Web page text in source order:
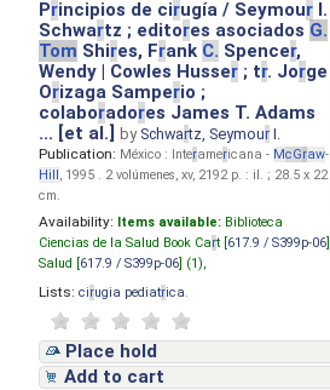
Principios de cirugía / Seymour I.
Schwartz ; editores asociados G.
Tom Shires, Frank C. Spencer,
Wendy | Cowles Husser ; tr. Jorge
Orizaga Samperio ;
colaboradores James T. Adams
... [et al.]by Schwartz, Seymour I.
Publication: México : Interamericana - McGraw-
Hill, 1995 . 2 volúmenes, xv, 2192 p. : il. ; 28.5 x 22
cm.
Availability: Items available: Biblioteca
Ciencias de la Salud Book Cart [ 617.9 / S399p-06
Salud [ 617.9 / S399p-06 ] (1),
Lists: cirugia pediatrica
Place hold
Add to cart